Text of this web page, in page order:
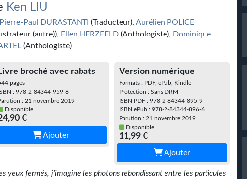
Ken LIU
Pierre-Paul DURASTANTI (Traducteur),Aurélien POLICE
(autre)), Ellen HERZFELD (Anthologiste), Dominique
(Anthologiste)
broché avec rabats
pages
: 978-2-84344-959-8
: 21 novembre 2019
Disponible
€
Ajouter
Version numérique
Formats : PDF, ePub, Kindle
Protection : Sans DRM
ISBN PDF : 978-2-84344-895-9
ISBN ePub : 978-2-84344-896-6
Parution : 21 novembre 2019
Disponible
11,99 €
Ajouter
yeux fermés, j'imagine les photons rebondissant entre les particules